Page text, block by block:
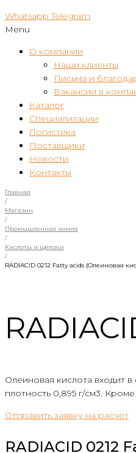
Whatsapp Telegram
Menu
О компании
Наши клиенты
Письма и
Вакансии в
Каталог
Специализации
Логистика
Поставщики
Новости
Контакты
Главная
/
Магазин
/
Промышленная химия
/
Кислоты и щелочи
/
RADIACID 0212 Fatty acids (Олеиновая
Олеиновая кислота входит
плотность 0,895 г/см3.
Отправить заявку на расчет
RADIACID 0212